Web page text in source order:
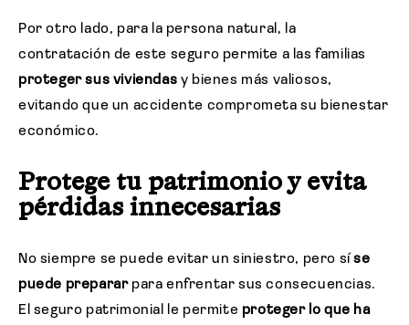
Por otro lado, para la persona natural, la
contratación de este seguro permite a las familias
proteger sus viviendas y bienes más valiosos,
evitando que un accidente comprometa su bienestar
económico.
Protege tu patrimonio y evita
pérdidas innecesarias
No siempre se puede evitar un siniestro, pero síse
puede prepararpara enfrentar sus consecuencias.
El seguro patrimonial le permite proteger lo que ha